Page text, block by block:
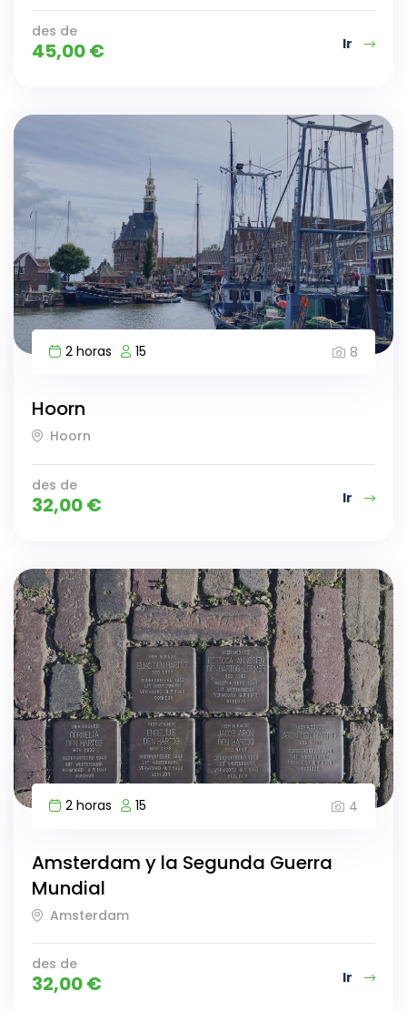
des de
45,00€ Ir
2 horas 15 8
Hoorn
Hoorn
des de
32,00€ Ir
2 horas 15 4
Amsterdam y la Segunda Guerra
Mundial
Amsterdam
des de
32,00€ Ir